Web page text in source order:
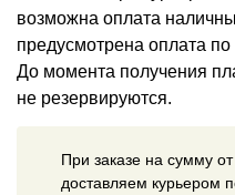
возможна оплата
предусмотрена оплата по
До момента получения
не резервируются.
При заказе на сумму
доставляем курьером